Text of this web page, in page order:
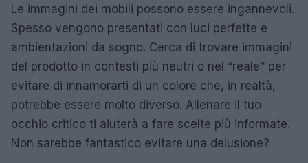
Le immagini dei mobili possono essere ingannevoli.
Spesso vengono presentati con luci perfette e
ambientazioni da sogno. Cerca di trovare immagini
del prodotto in contesti più neutri o nel “reale” per
evitare di innamorarti di un colore che, in realtà,
potrebbe essere molto diverso. Allenare il tuo
occhio critico ti aiuterà a fare scelte più informate.
Non sarebbe fantastico evitare una delusione?